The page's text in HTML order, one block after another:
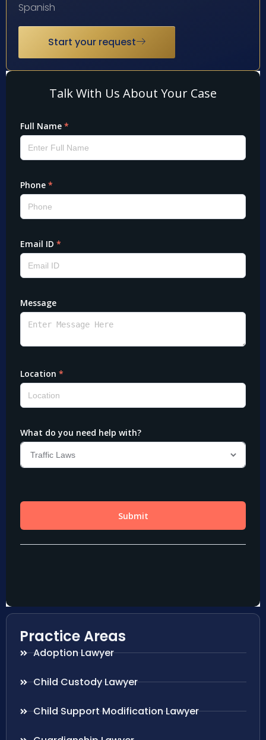
Spanish
Start your request
Practice Areas
Adoption Lawyer
Child Custody Lawyer
Child Support Modification Lawyer